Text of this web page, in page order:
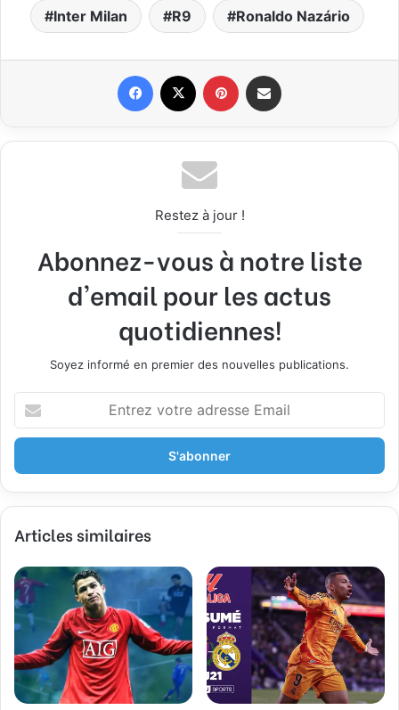
Inter Milan R9 Ronaldo Nazário
Restez à jour !
Abonnez-vous à notre liste
d'email pour les actus
quotidiennes!
Soyez informé en premier des nouvelles publications.
t
e
z
o
r
e
a
d
e
s
s
Articles similaires